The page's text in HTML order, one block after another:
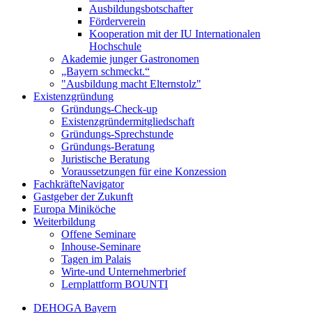
Ausbildungsbotschafter
Förderverein
Kooperation mit der IU Internationalen
Hochschule
Akademie junger Gastronomen
„Bayern schmeckt.“
"Ausbildung macht Elternstolz"
Existenzgründung
Gründungs-Check-up
Existenzgründermitgliedschaft
Gründungs-Sprechstunde
Gründungs-Beratung
Juristische Beratung
Voraussetzungen für eine Konzession
FachkräfteNavigator
Gastgeber der Zukunft
Europa Miniköche
Weiterbildung
Offene Seminare
Inhouse-Seminare
Tagen im Palais
Wirte-und Unternehmerbrief
Lernplattform BOUNTI
DEHOGA Bayern